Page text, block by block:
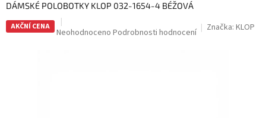
DÁMSKÉ POLOBOTKY KLOP 032-1654-4 BÉŽOVÁ
AKČNÍ CENA
Průměrné
Neohodnoceno Podrobnosti hodnocení Značka: KLOP